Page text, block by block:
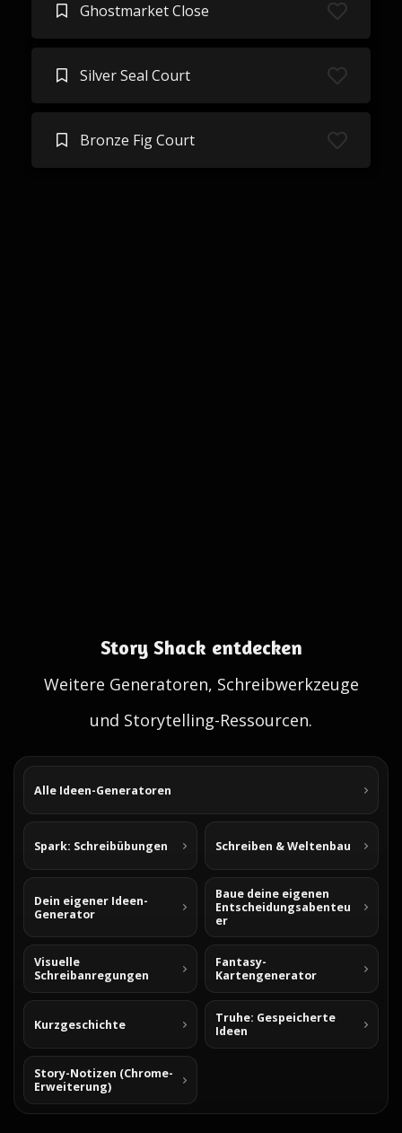
Ghostmarket Close
Silver Seal Court
Bronze Fig Court
Story Shack entdecken
Weitere Generatoren, Schreibwerkzeuge
und Storytelling-Ressourcen.
Alle Ideen-Generatoren
Spark: Schreibübungen Schreiben & Weltenbau
Dein eigener Ideen-
Generator
Baue deine eigenen
Entscheidungsabenteu
er
Visuelle
Schreibanregungen
Fantasy-
Kartengenerator
Kurzgeschichte
Truhe: Gespeicherte
Ideen
Story-Notizen (Chrome-
Erweiterung)